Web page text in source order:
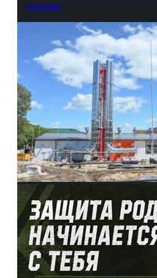
топливе